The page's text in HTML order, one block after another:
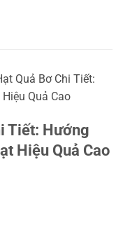
Quả Bơ Chi Tiết:
Quả Cao
Tiết: Hướng
Hiệu Quả Cao